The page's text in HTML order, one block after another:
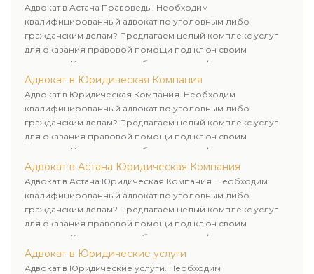
Адвокат в Астана Правоведы. Необходим
квалифицированный адвокат по уголовным либо
гражданским делам? Предлагаем целый комплекс услуг
для оказания правовой помощи под ключ своим
клиентам. Комплексное обслуживание физических и
юридических лиц. Индивидуальный подход к каждому
клиенту.
Адвокат в Юридическая Компания
Адвокат в Юридическая Компания. Необходим
квалифицированный адвокат по уголовным либо
гражданским делам? Предлагаем целый комплекс услуг
для оказания правовой помощи под ключ своим
клиентам. Комплексное обслуживание физических и
юридических лиц. Индивидуальный подход к каждому
клиенту.
Адвокат в Астана Юридическая Компания
Адвокат в Астана Юридическая Компания. Необходим
квалифицированный адвокат по уголовным либо
гражданским делам? Предлагаем целый комплекс услуг
для оказания правовой помощи под ключ своим
клиентам. Комплексное обслуживание физических и
юридических лиц. Индивидуальный подход к каждому
клиенту.
Адвокат в Юридические услуги
Адвокат в Юридические услуги. Необходим